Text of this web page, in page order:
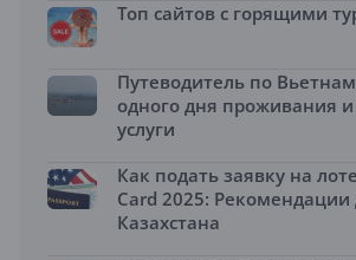
Топ сайтов с горящими
Путеводитель по
одного дня проживания
услуги
Как подать заявку на
Card 2025: Рекомендации
Казахстана